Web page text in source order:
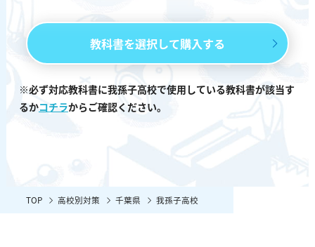
教科書を選択して購入する
※必ず対応教科書に我孫子高校で使用している教科書が該当す
るかコチラからご確認ください。
TOP 高校別対策 千葉県 我孫子高校